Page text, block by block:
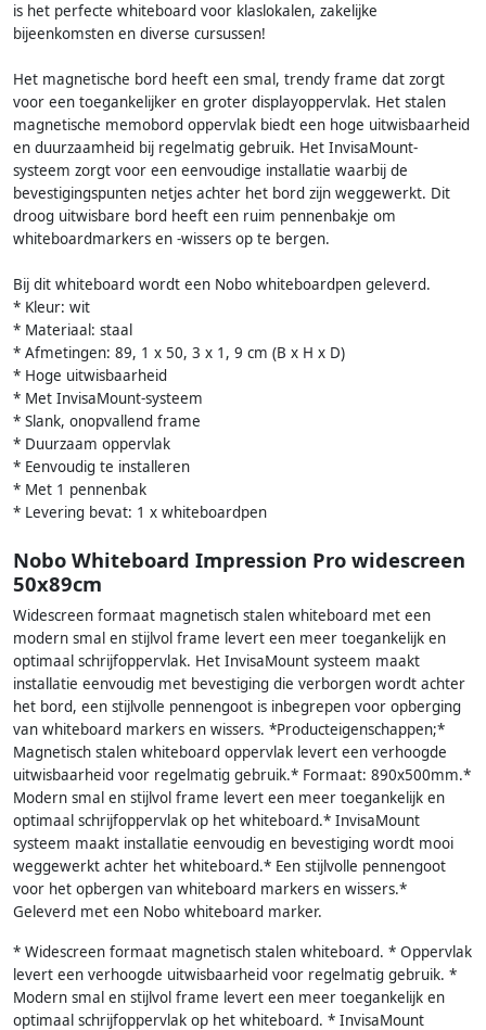
is het perfecte whiteboard voor klaslokalen, zakelijke
bijeenkomsten en diverse cursussen!
Het magnetische bord heeft een smal, trendy frame dat zorgt
voor een toegankelijker en groter displayoppervlak. Het stalen
magnetische memobord oppervlak biedt een hoge uitwisbaarheid
en duurzaamheid bij regelmatig gebruik. Het InvisaMount-
systeem zorgt voor een eenvoudige installatie waarbij de
bevestigingspunten netjes achter het bord zijn weggewerkt. Dit
droog uitwisbare bord heeft een ruim pennenbakje om
whiteboardmarkers en -wissers op te bergen.
Bij dit whiteboard wordt een Nobo whiteboardpen geleverd.
* Kleur: wit
* Materiaal: staal
* Afmetingen: 89, 1 x 50, 3 x 1, 9 cm (B x H x D)
* Hoge uitwisbaarheid
* Met InvisaMount-systeem
* Slank, onopvallend frame
* Duurzaam oppervlak
* Eenvoudig te installeren
* Met 1 pennenbak
* Levering bevat: 1 x whiteboardpen
Nobo Whiteboard Impression Pro widescreen
50x89cm
Widescreen formaat magnetisch stalen whiteboard met een
modern smal en stijlvol frame levert een meer toegankelijk en
optimaal schrijfoppervlak. Het InvisaMount systeem maakt
installatie eenvoudig met bevestiging die verborgen wordt achter
het bord, een stijlvolle pennengoot is inbegrepen voor opberging
van whiteboard markers en wissers. *Producteigenschappen;*
Magnetisch stalen whiteboard oppervlak levert een verhoogde
uitwisbaarheid voor regelmatig gebruik.* Formaat: 890x500mm.*
Modern smal en stijlvol frame levert een meer toegankelijk en
optimaal schrijfoppervlak op het whiteboard.* InvisaMount
systeem maakt installatie eenvoudig en bevestiging wordt mooi
weggewerkt achter het whiteboard.* Een stijlvolle pennengoot
voor het opbergen van whiteboard markers en wissers.*
Geleverd met een Nobo whiteboard marker.
* Widescreen formaat magnetisch stalen whiteboard. * Oppervlak
levert een verhoogde uitwisbaarheid voor regelmatig gebruik. *
Modern smal en stijlvol frame levert een meer toegankelijk en
optimaal schrijfoppervlak op het whiteboard. * InvisaMount